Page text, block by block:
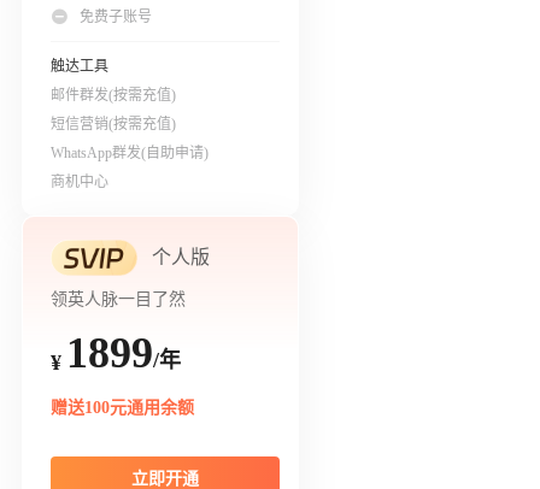
免费子账号
触达工具
邮件群发(按需充值)
短信营销(按需充值)
WhatsApp群发(自助申请)
商机中心
个人版
领英人脉一目了然
¥ 1899/年
赠送100元通用余额
立即开通